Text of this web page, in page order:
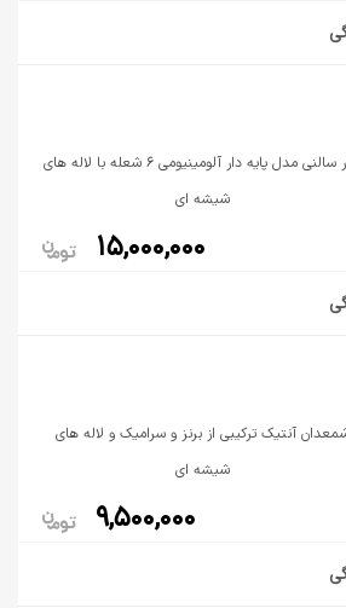
کنار سالنی مدل پایه دار آلومینیومی 6 شعله با لاله های
شیشه ای
15,000,000
آنتیک ترکیبی از برنز و سرامیک و لاله های
شیشه ای
9,500,000